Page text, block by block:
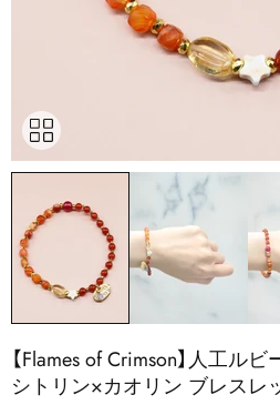
【Flames of Crimson】​人工ル
シトリン×カオリン ブレスレ